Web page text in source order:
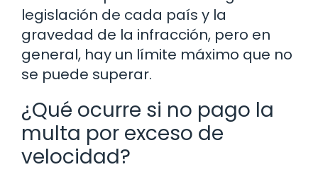
legislación de cada país y la
gravedad de la infracción, pero en
general, hay un límite máximo que no
se puede superar.
¿Qué ocurre si no pago la
multa por exceso de
velocidad?